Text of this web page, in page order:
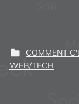
P
COMMENT
WEB/TECH